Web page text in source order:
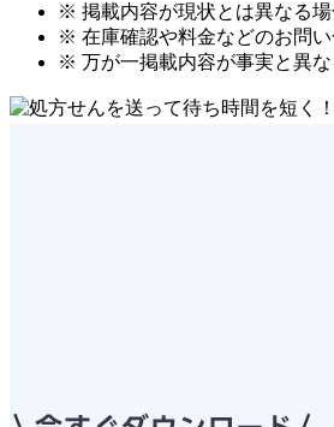
※ 掲載内容が現状とは異なる場
※ 在庫確認や料金などのお問い
※ 万が一掲載内容が事実と異